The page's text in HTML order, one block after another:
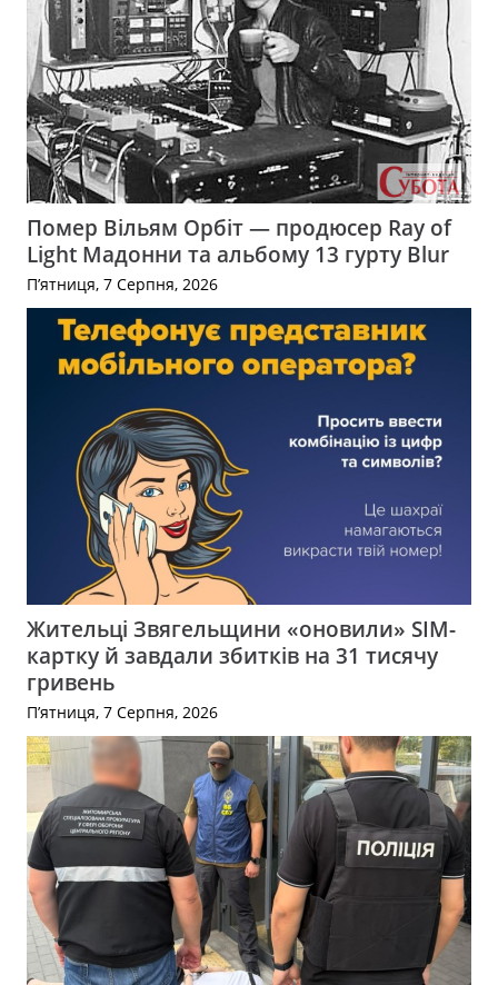
Помер Вільям Орбіт — продюсер Ray of
Light Мадонни та альбому 13 гурту Blur
П’ятниця, 7 Серпня, 2026
Жительці Звягельщини «оновили» SIM-
картку й завдали збитків на 31 тисячу
гривень
П’ятниця, 7 Серпня, 2026